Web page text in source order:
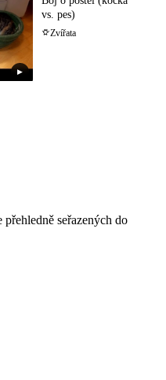
▶
vs. pes)
Zvířata
seřazených do